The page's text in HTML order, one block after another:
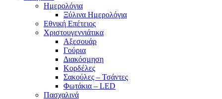
Ημερολόγια
Ξύλινα Ημερολόγια
Εθνική Επέτειος
Χριστουγεννιάτικα
Αξεσουάρ
Γούρια
Διακόσμηση
Κορδέλες
Σακούλες – Τσάντες
Φωτάκια – LED
Πασχαλινά